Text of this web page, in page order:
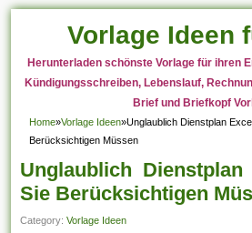
Vorlage Ideen
Herunterladen schönste Vorlage für ihren
Kündigungsschreiben, Lebenslauf,
Brief und Briefkopf
Home»Vorlage Ideen»Unglaublich Dienstplan
Berücksichtigen Müssen
Unglaublich
Sie Berücksichtigen
Category:Vorlage Ideen